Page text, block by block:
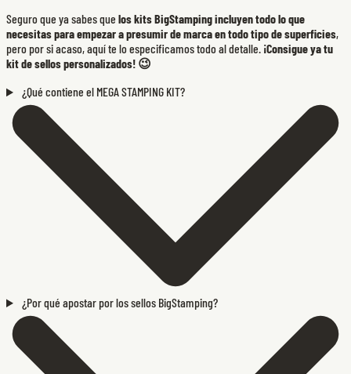
Seguro que ya sabes que los kits BigStamping incluyen todo lo que
necesitas para empezar a presumir de marca en todo tipo de superficies,
pero por si acaso, aquí te lo especificamos todo al detalle. ¡Consigue ya tu
kit de sellos personalizados! 😉
¿Qué contiene el MEGA STAMPING KIT?
¿Por qué apostar por los sellos BigStamping?